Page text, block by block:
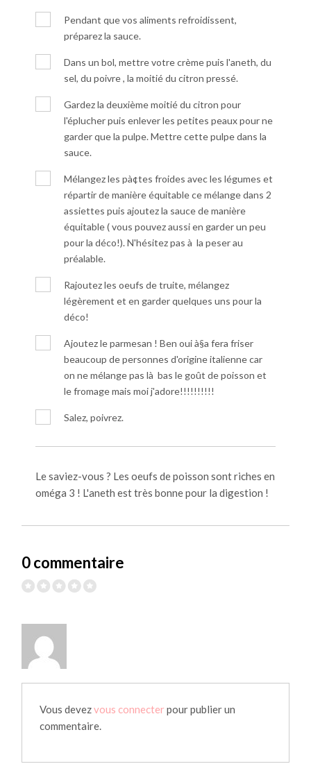
Pendant que vos aliments refroidissent,
préparez la sauce.
Dans un bol, mettre votre crème puis l'aneth, du
sel, du poivre , la moitié du citron pressé.
Gardez la deuxième moitié du citron pour
l'éplucher puis enlever les petites peaux pour ne
garder que la pulpe. Mettre cette pulpe dans la
sauce.
Mélangez les pà¢tes froides avec les légumes et
répartir de manière équitable ce mélange dans 2
assiettes puis ajoutez la sauce de manière
équitable ( vous pouvez aussi en garder un peu
pour la déco!). N'hésitez pas à la peser au
préalable.
Rajoutez les oeufs de truite, mélangez
légèrement et en garder quelques uns pour la
déco!
Ajoutez le parmesan ! Ben oui à§a fera friser
beaucoup de personnes d'origine italienne car
on ne mélange pas là bas le goût de poisson et
le fromage mais moi j'adore!!!!!!!!!!
Salez, poivrez.
Le saviez-vous ? Les oeufs de poisson sont riches en
oméga 3 ! L'aneth est très bonne pour la digestion !
0 commentaire
Vous devezvous connecter pour publier un
commentaire.